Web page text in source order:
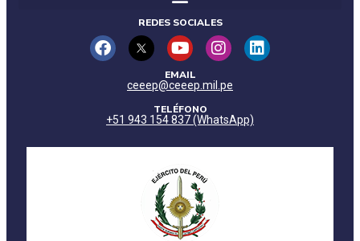
REDES SOCIALES
EMAIL
ceeep@ceeep.mil.pe
TELÉFONO
+51 943 154 837 (WhatsApp)